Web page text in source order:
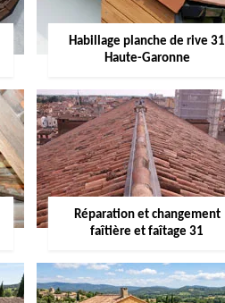
Habillage planche de rive 31
Haute-Garonne
Réparation et changement
faîtière et faîtage 31